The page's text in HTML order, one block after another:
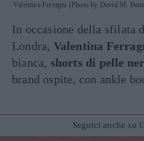
Valentina Ferragni (Photo by David M.
In occasione della sfilata
Londra, Valentina
bianca, shorts di pelle
brand ospite, con ankle
Seguici anche su